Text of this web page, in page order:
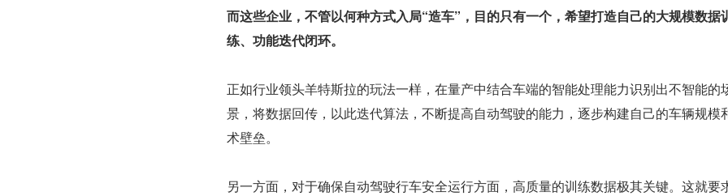
而这些企业，不管以何种方式入局“造车”，目的只有一个，希望打造自己的大规模数据
练、功能迭代闭环。
正如行业领头羊特斯拉的玩法一样，在量产中结合车端的智能处理能力识别出不智能的
景，将数据回传，以此迭代算法，不断提高自动驾驶的能力，逐步构建自己的车辆规模
术壁垒。
另一方面，对于确保自动驾驶行车安全运行方面，高质量的训练数据极其关键。这就要